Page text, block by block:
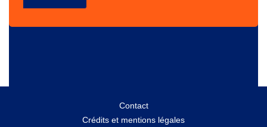
Contact
Crédits et mentions légales